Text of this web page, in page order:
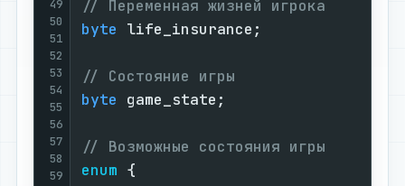
49
50
51
52
53
54
55
56
57
58
59
// Переменная жизней игрока
byte life_insurance;
// Состояние игры
byte game_state;
// Возможные состояния игры
enum {